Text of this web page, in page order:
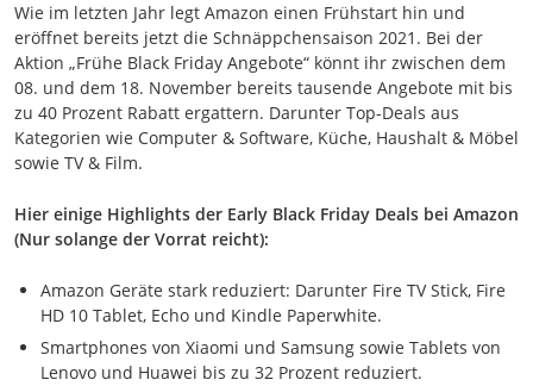
Wie im letzten Jahr legt Amazon einen Frühstart hin und
eröffnet bereits jetzt die Schnäppchensaison 2021. Bei der
Aktion „Frühe Black Friday Angebote“ könnt ihr zwischen dem
08. und dem 18. November bereits tausende Angebote mit bis
zu 40 Prozent Rabatt ergattern. Darunter Top-Deals aus
Kategorien wie Computer & Software, Küche, Haushalt & Möbel
sowie TV & Film.
Hier einige Highlights der Early Black Friday Deals bei Amazon
(Nur solange der Vorrat reicht):
Amazon Geräte stark reduziert: Darunter Fire TV Stick, Fire
HD 10 Tablet, Echo und Kindle Paperwhite.
Smartphones von Xiaomi und Samsung sowie Tablets von
Lenovo und Huawei bis zu 32 Prozent reduziert.